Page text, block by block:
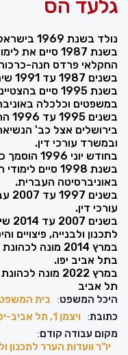
גלעד הס
נולד בשנת 1969 בישראל.
בשנת 1987 סיים
החקלאי פרדס חנה-
בשנים 1987 עד 1991 שירת בצה"ל כקצין.
בשנת 1995 סיים
במשפטים וכלכלה
בירושלים אצל כב'
ובמשרד עורכי דין.
בחודש יוני 1996 הוסמך כעורך דין.
בשנת 1998 סיים
באוניברסיטה העברית.
עורכי דין.
לתכנון ולבנייה, פיצויים
במרץ 2014
בתל אביב יפו.
במרץ 2022
תל אביב
היכל המשפט:
בית
כתובת:
ויצמן‬ 1, תל אביב-יפו
מקום עבודה קודם:
יו"ר וועדות הערר לתכנון